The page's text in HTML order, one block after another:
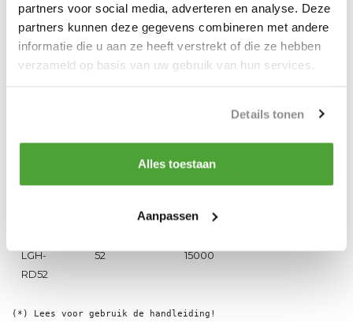
partners voor social media, adverteren en analyse. Deze
partners kunnen deze gegevens combineren met andere
informatie die u aan ze heeft verstrekt of die ze hebben
verzameld op basis van uw gebruik van hun services.
Details tonen
Alles toestaan
Aanpassen
LGH-
RD24
24 5000
LGH-
36 10000
LGH-
RD52
52 15000
(*) Lees voor gebruik de handleiding!